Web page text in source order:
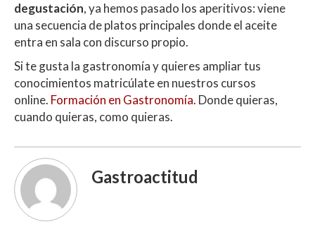
degustación, ya hemos pasado los aperitivos: viene
una secuencia de platos principales donde el aceite
entra en sala con discurso propio.
Si te gusta la gastronomía y quieres ampliar tus
conocimientos matricúlate en nuestros cursos
online. Formación en Gastronomía. Donde quieras,
cuando quieras, como quieras.
Gastroactitud